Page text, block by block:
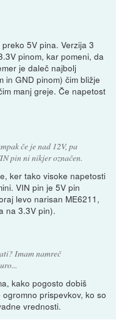
5V pina. Verzija 3
pinom, kar pomeni, da
je daleč najbolj
in GND pinom) čim bližje
manj greje. Če napetost
če je nad 12V, pa
pin ni nikjer označen.
ker tako visoke napetosti
VIN pin je 5V pin
levo narisan ME6211,
na 3.3V pin).
Imam namreč
kako pogosto dobiš
prispevkov, ko so
vrednosti.